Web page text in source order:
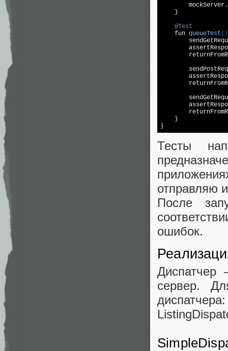
    }
@Test
fun queueTest ()
    }
Тесты
отправляю
После
ошибок.
Диспатчер
сервер.